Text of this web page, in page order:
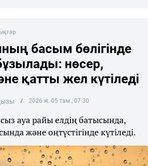
басым бөлігінде
нөсер,
қатты жел күтіледі
2026 ж. 05 там., 07:30
ауа райы елдің батысында,
және оңтүстігінде күтіледі.